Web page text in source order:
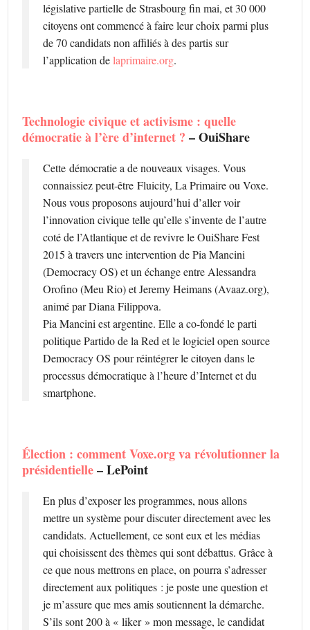
législative partielle de Strasbourg fin mai, et 30 000
citoyens ont commencé à faire leur choix parmi plus
de 70 candidats non affiliés à des partis sur
l’application delaprimaire.org.
Technologie civique et activisme : quelle
démocratie à l’ère d’internet ? – OuiShare
Cette démocratie a de nouveaux visages. Vous
connaissiez peut-être Fluicity, La Primaire ou Voxe.
Nous vous proposons aujourd’hui d’aller voir
l’innovation civique telle qu’elle s’invente de l’autre
coté de l’Atlantique et de revivre le OuiShare Fest
2015 à travers une intervention de Pia Mancini
(Democracy OS) et un échange entre Alessandra
Orofino (Meu Rio) et Jeremy Heimans (Avaaz.org),
animé par Diana Filippova.
Pia Mancini est argentine. Elle a co-fondé le parti
politique Partido de la Red et le logiciel open source
Democracy OS pour réintégrer le citoyen dans le
processus démocratique à l’heure d’Internet et du
smartphone.
Élection : comment Voxe.org va révolutionner la
présidentielle– LePoint
En plus d’exposer les programmes, nous allons
mettre un système pour discuter directement avec les
candidats. Actuellement, ce sont eux et les médias
qui choisissent des thèmes qui sont débattus. Grâce à
ce que nous mettrons en place, on pourra s’adresser
directement aux politiques : je poste une question et
je m’assure que mes amis soutiennent la démarche.
S’ils sont 200 à « liker » mon message, le candidat